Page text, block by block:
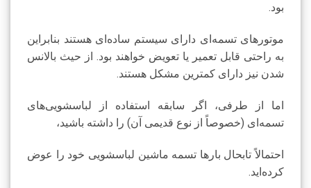
بود.
موتورهای تسمه‌ای دارای سیستم ساده‌ای هستند بنابراین
به راحتی قابل تعمیر یا تعویض خواهند بود. از حیث بالانس
شدن نیز دارای کمترین مشکل هستند.
اما از طرفی، اگر سابقه استفاده از لباسشویی‌های
تسمه‌ای (خصوصاً از نوع قدیمی آن) را داشته باشید،
احتمالاً تابحال بارها تسمه ماشین لباسشویی خود را عوض
کرده‌اید.